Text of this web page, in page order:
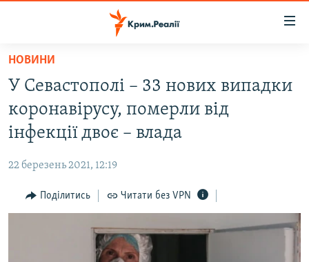
Перейти
основного
матеріалу
Перейти
до
основної
навігації
Перейти
до
ВІДЕО ТА ФОТО
БЛОГИ
ПОГЛЯД
НОВИНИ
У Севастополі – 33 нових випадки
коронавірусу, померли від
інфекції двоє – влада
22 березень 2021, 12:19
Поділитись Читати без VPN